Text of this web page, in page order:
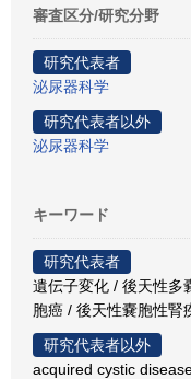
審査区分/研究分野
研究代表者
泌尿器科学
研究代表者以外
泌尿器科学
キーワード
研究代表者
遺伝子変化 / 後天性多
胞癌 / 後天性嚢胞性腎
研究代表者以外
acquired cystic